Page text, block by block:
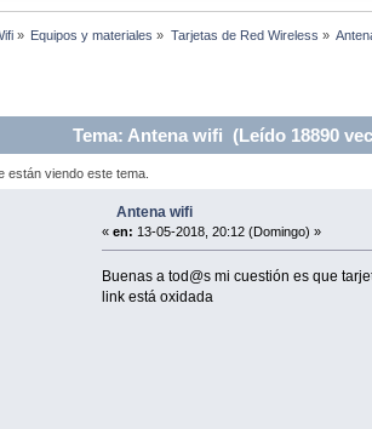
» Equipos y materiales » Tarjetas de Red Wireless »
Tema: Antena wifi (Leído 18890
están viendo este tema.
Antena wifi
« en: 13-05-2018, 20:12 (Domingo) »
Buenas a tod@s mi cuestión es que
link está oxidada